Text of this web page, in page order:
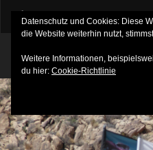
Datenschutz und Cookies: Diese
die Website weiterhin nutzt,
Weitere Informationen,
du hier: Cookie-Richtlinie